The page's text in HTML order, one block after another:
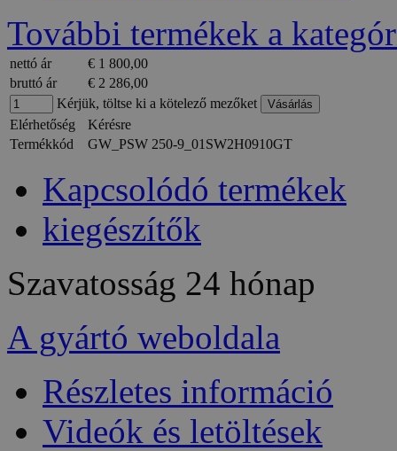
További termékek a
nettó ár
€ 1 800,00
bruttó ár
€ 2 286,00
Kérjük, töltse ki a kötelező mezőket
Elérhetőség
Kérésre
Termékkód
GW_PSW 250-9_01SW2H0910GT
Kapcsolódó termékek
kiegészítők
Szavatosság 24 hónap
A gyártó weboldala
Részletes információ
Videók és letöltések